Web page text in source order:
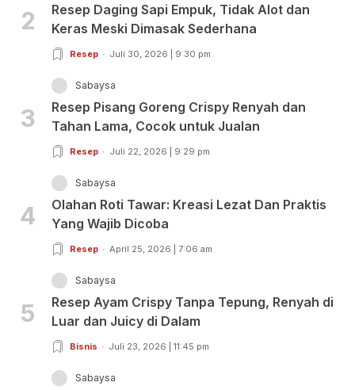
2
Resep Daging Sapi Empuk, Tidak Alot dan
Keras Meski Dimasak Sederhana
Resep Juli 30, 2026 | 9:30 pm
3
Sabaysa
Resep Pisang Goreng Crispy Renyah dan
Tahan Lama, Cocok untuk Jualan
Resep Juli 22, 2026 | 9:29 pm
4
Sabaysa
Olahan Roti Tawar: Kreasi Lezat Dan Praktis
Yang Wajib Dicoba
Resep April 25, 2026 | 7:06 am
5
Sabaysa
Resep Ayam Crispy Tanpa Tepung, Renyah di
Luar dan Juicy di Dalam
Bisnis Juli 23, 2026 | 11:45 pm
Sabaysa